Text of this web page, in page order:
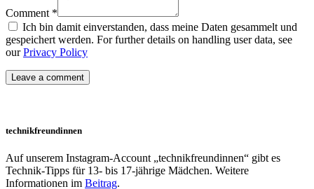
Comment *
Ich bin damit einverstanden, dass meine Daten gesammelt und
gespeichert werden. For further details on handling user data, see
ourPrivacy Policy
technikfreundinnen
Auf unserem Instagram-Account „technikfreundinnen“ gibt es
Technik-Tipps für 13- bis 17-jährige Mädchen. Weitere
Informationen im Beitrag.